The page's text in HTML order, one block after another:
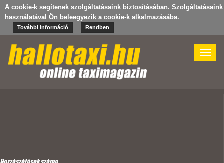
A cookie-k segítenek szolgáltatásaink biztosításában. Szolgáltatásaink
használatával Ön beleegyezik a cookie-k alkalmazásába.
További információ Rendben
Toggle